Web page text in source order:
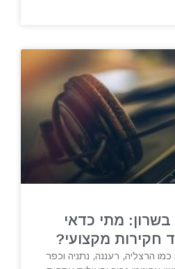
בשרון: מתי כדאי
חקירות מקצועי?
כמו הרצליה, רעננה, נתניה וכפר